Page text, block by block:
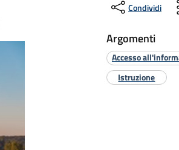
Condividi
Argomenti
Accesso
Istruzione